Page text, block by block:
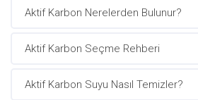
Aktif Karbon Nerelerden Bulunur?
Aktif Karbon Seçme Rehberi
Aktif Karbon Suyu Nasıl Temizler?